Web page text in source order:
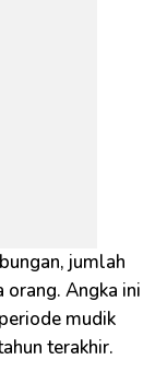
jumlah
Angka ini
mudik
terakhir.